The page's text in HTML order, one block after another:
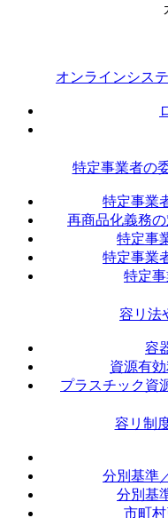
オンラインシス
特定事業者の
特定事業
再商品化義務
特定事
特定事業
特定
容リ法
容
資源有
プラスチック資
容リ制
分別基準
分別基
市町